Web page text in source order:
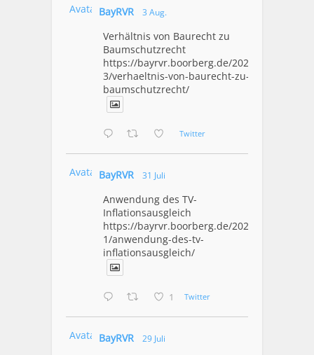
Avatar BayRVR 3 Aug.
Verhältnis von Baurecht zu
Baumschutzrecht
https://bayrvr.boorberg.de/2026/08/0
3/verhaeltnis-von-baurecht-zu-
baumschutzrecht/
Twitter
Avatar BayRVR 31 Juli
Anwendung des TV-
Inflationsausgleich
https://bayrvr.boorberg.de/2026/07/3
1/anwendung-des-tv-
inflationsausgleich/
1 Twitter
Avatar BayRVR 29 Juli